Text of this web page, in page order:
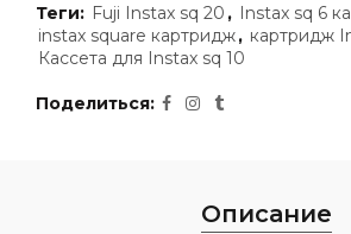
Теги: Fuji Instax sq 20 , Instax sq 6
instax square картридж, картридж
Кассета для Instax sq 10
Поделиться
Описание